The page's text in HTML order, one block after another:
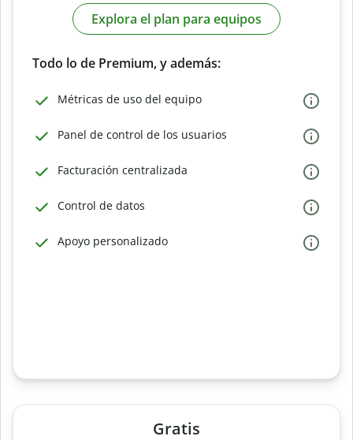
Explora el plan para equipos
Todo lo de Premium, y además:
Métricas de uso del equipo
Panel de control de los usuarios
Facturación centralizada
Control de datos
Apoyo personalizado
Gratis